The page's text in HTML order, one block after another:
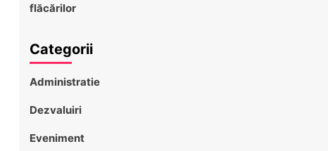
flăcărilor
Categorii
Administratie
Dezvaluiri
Eveniment